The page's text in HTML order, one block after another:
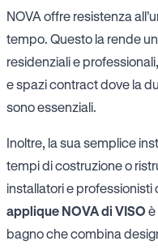
NOVA offre resistenza
tempo. Questo la rende
residenziali e
e spazi contract dove la
sono essenziali.
Inoltre, la sua semplice
tempi di costruzione o
installatori e
applique NOVA di VISO è
bagno che combina